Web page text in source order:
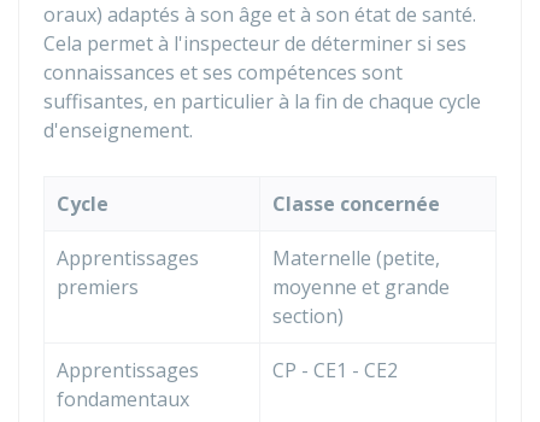
oraux) adaptés à son âge et à son état de santé.
Cela permet à l'inspecteur de déterminer si ses
connaissances et ses compétences sont
suffisantes, en particulier à la fin de chaque cycle
d'enseignement.
Cycle Classe concernée
Apprentissages
premiers
Maternelle (petite,
moyenne et grande
section)
Apprentissages
fondamentaux
CP - CE1 - CE2